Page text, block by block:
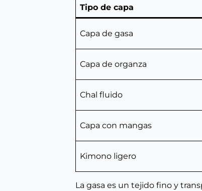
Tipo de capa
Capa de gasa
Capa de organza
Chal fluido
Capa con mangas
Kimono ligero
La gasa es un tejido fino y